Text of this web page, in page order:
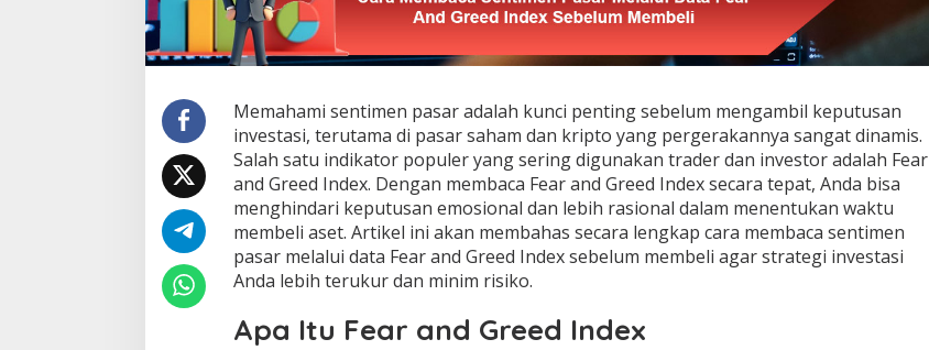
Memahami sentimen pasar adalah kunci penting sebelum mengambil keputusan
investasi, terutama di pasar saham dan kripto yang pergerakannya sangat dinamis.
Salah satu indikator populer yang sering digunakan trader dan investor adalah Fear
and Greed Index. Dengan membaca Fear and Greed Index secara tepat, Anda bisa
menghindari keputusan emosional dan lebih rasional dalam menentukan waktu
membeli aset. Artikel ini akan membahas secara lengkap cara membaca sentimen
pasar melalui data Fear and Greed Index sebelum membeli agar strategi investasi
Anda lebih terukur dan minim risiko.
Apa Itu Fear and Greed Index